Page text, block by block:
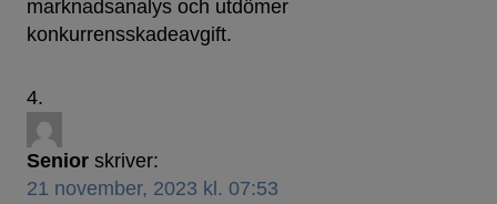
marknadsanalys och utdömer
konkurrensskadeavgift.
Senior skriver:
21 november, 2023 kl. 07:53